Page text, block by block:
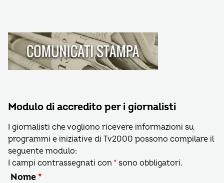
Modulo di accredito per i giornalisti
I giornalisti che vogliono ricevere informazioni su
programmi e iniziative di Tv2000 possono compilare il
seguente modulo:
I campi contrassegnati con * sono obbligatori.
Nome *